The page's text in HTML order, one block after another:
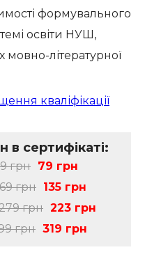
формувального
освіти НУШ,
мовно-літературної
кваліфікації
в сертифікаті:
грн 79 грн
грн 135 грн
грн 223 грн
грн 319 грн